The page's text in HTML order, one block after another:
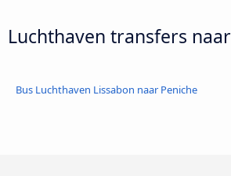
Luchthaven transfers
Bus Luchthaven Lissabon naar Peniche